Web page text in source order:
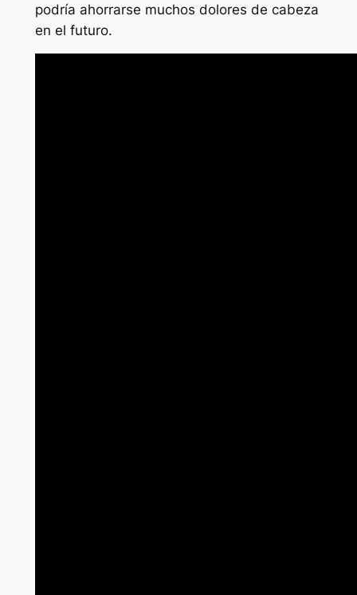
podría ahorrarse muchos dolores de cabeza
en el futuro.